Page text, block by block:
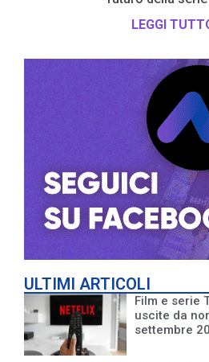
LEGGI
ULTIMI ARTICOLI
Film e serie
uscite da
settembre